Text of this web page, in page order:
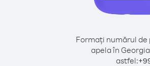
Formați numărul
apela în
astfel:+